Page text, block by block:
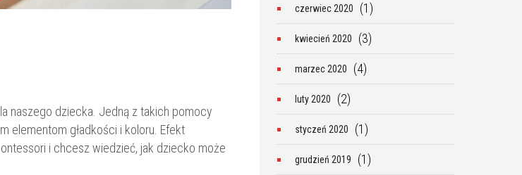
naszego dziecka. Jedną z takich pomocy
elementom gładkości i koloru. Efekt
i chcesz wiedzieć, jak dziecko może
czerwiec 2020 (1)
kwiecień 2020 (3)
marzec 2020 (4)
luty 2020 (2)
styczeń 2020 (1)
grudzień 2019 (1)